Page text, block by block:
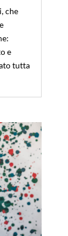
che
e
tutta